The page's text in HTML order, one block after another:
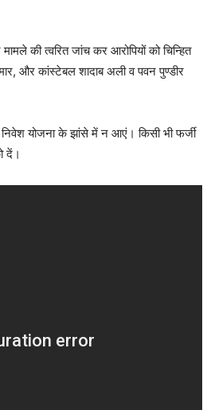
की त्वरित जांच कर आरोपियों को चिन्हित
और कांस्टेबल शादाब अली व पवन पुण्डीर
योजना के झांसे में न आएं। किसी भी फर्जी
दें।